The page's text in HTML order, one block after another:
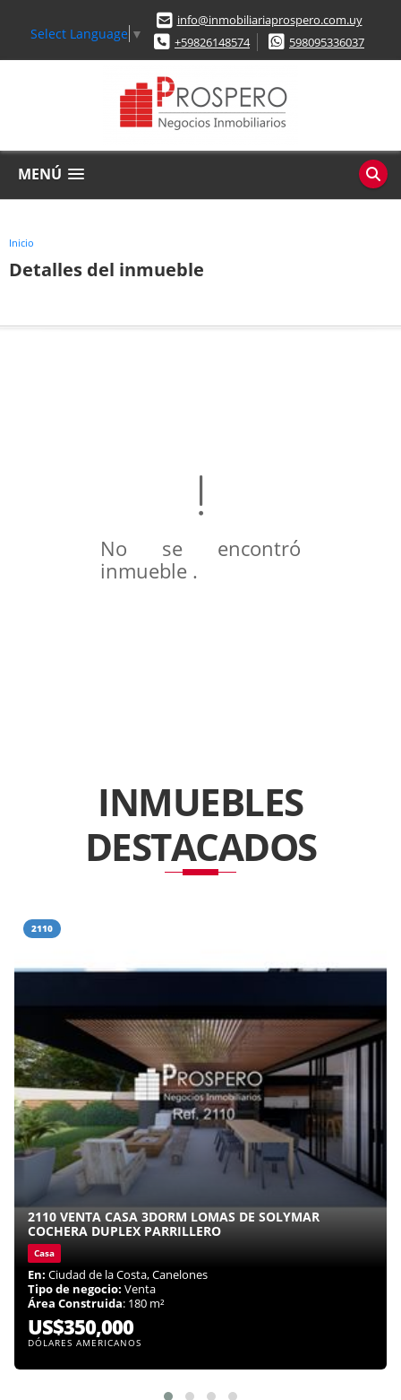
Select Language ▼
info@inmobiliariaprospero.com.uy
+59826148574
598095336037
MENÚ
Inicio
Detalles del inmueble
No se encontró
inmueble .
INMUEBLES
DESTACADOS
2110
2110 VENTA CASA 3DORM LOMAS DE SOLYMAR
COCHERA DUPLEX PARRILLERO
Casa
En: Ciudad de la Costa, Canelones
Tipo de negocio: Venta
Área Construida: 180 m²
US$350,000
DÓLARES AMERICANOS